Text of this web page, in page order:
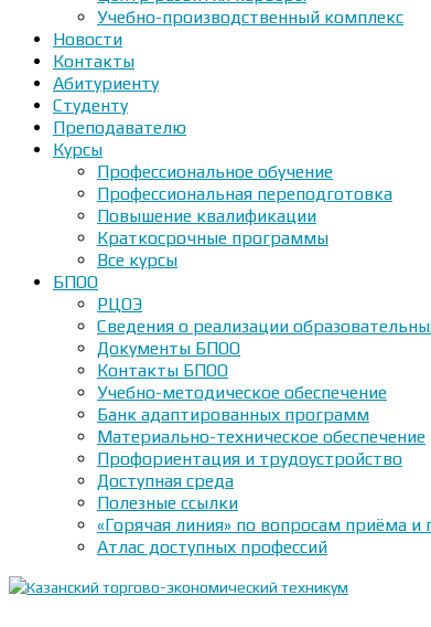
Учебно-производственный комплекс
Новости
Контакты
Абитуриенту
Студенту
Преподавателю
Курсы
Профессиональное обучение
Профессиональная переподготовка
Повышение квалификации
Краткосрочные программы
Все курсы
БПОО
РЦОЭ
Сведения о реализации
Документы БПОО
Контакты БПОО
Учебно-методическое обеспечение
Банк адаптированных программ
Материально-техническое обеспечение
Профориентация и трудоустройство
Доступная среда
Полезные ссылки
«Горячая линия» по вопросам приёма
Атлас доступных профессий